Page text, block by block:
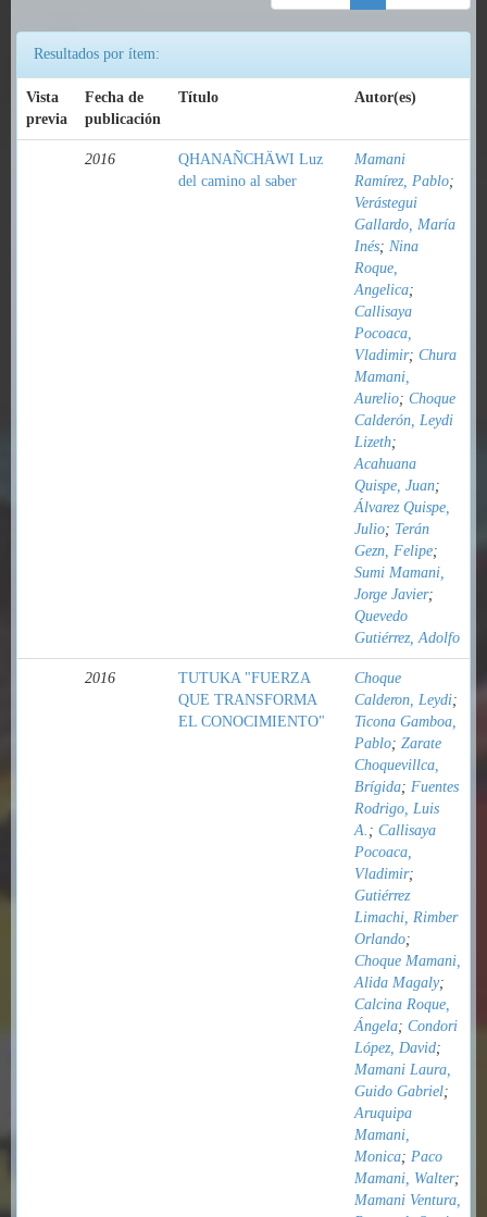
Resultados por ítem:
Vista
previa
Fecha de
publicación
Título Autor(es)
2016
QHANAÑCHÄWI Luz
del camino al saber
Mamani
Ramírez, Pablo;
Verástegui
Gallardo, María
Inés; Nina
Roque,
Angelica;
Callisaya
Pocoaca,
Vladimir; Chura
Mamani,
Aurelio; Choque
Calderón, Leydi
Lizeth;
Acahuana
Quispe, Juan;
Álvarez Quispe,
Julio; Terán
Gezn, Felipe;
Sumi Mamani,
Jorge Javier;
Quevedo
Gutiérrez, Adolfo
2016
TUTUKA "FUERZA
QUE TRANSFORMA
EL CONOCIMIENTO"
Choque
Calderon, Leydi;
Ticona Gamboa,
Pablo; Zarate
Choquevillca,
Brígida; Fuentes
Rodrigo, Luis
A. ; Callisaya
Pocoaca,
Vladimir;
Gutiérrez
Limachi, Rimber
Orlando;
Choque Mamani,
Alida Magaly;
Calcina Roque,
Ángela; Condori
López, David;
Mamani Laura,
Guido Gabriel;
Aruquipa
Mamani,
Monica; Paco
Mamani, Walter;
Mamani Ventura,